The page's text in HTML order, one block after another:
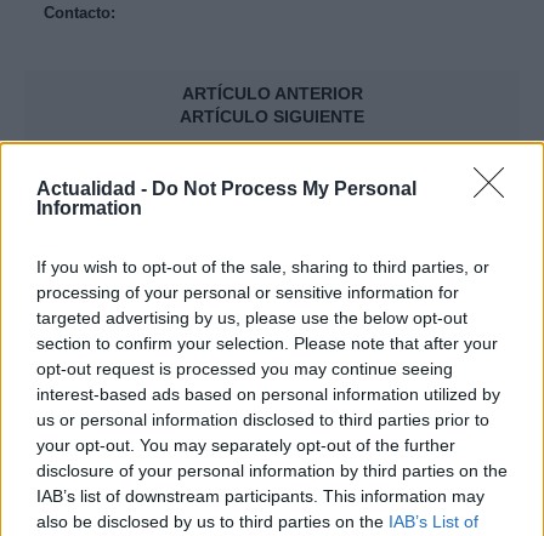
Actualidad - Do Not Process My Personal
Information
If you wish to opt-out of the sale, sharing to third parties, or
processing of your personal or sensitive information for
targeted advertising by us, please use the below opt-out
section to confirm your selection. Please note that after your
opt-out request is processed you may continue seeing
interest-based ads based on personal information utilized by
us or personal information disclosed to third parties prior to
your opt-out. You may separately opt-out of the further
disclosure of your personal information by third parties on the
IAB’s list of downstream participants. This information may
also be disclosed by us to third parties on the IAB’s List of
Contacto:
ARTÍCULO ANTERIOR
ARTÍCULO SIGUIENTE
Más leídos